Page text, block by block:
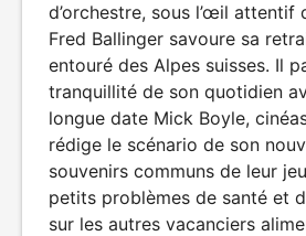
d’orchestre, sous l’œil attentif
Fred Ballinger savoure sa
entouré des Alpes suisses. Il
tranquillité de son quotidien
longue date Mick Boyle,
rédige le scénario de son
souvenirs communs de leur
petits problèmes de santé et
sur les autres vacanciers